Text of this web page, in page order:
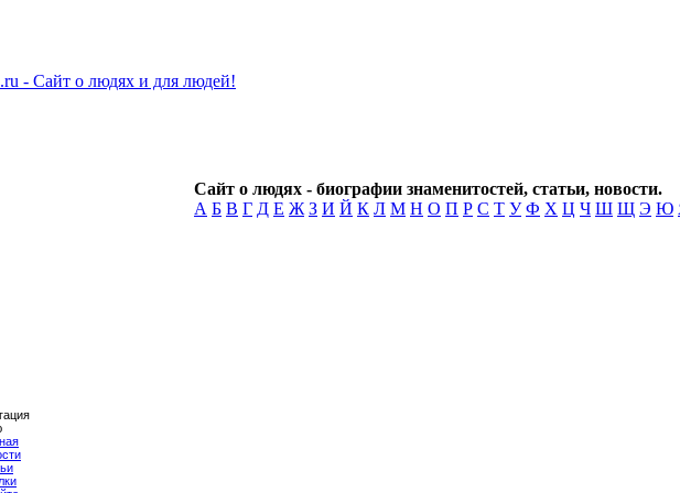
Сайт о людях - биографии знаменитостей, статьи, новости.
А Б В Г Д Е Ж З И Й К Л М Н О П Р С Т У Ф Х Ц Ч Ш Щ Э Ю